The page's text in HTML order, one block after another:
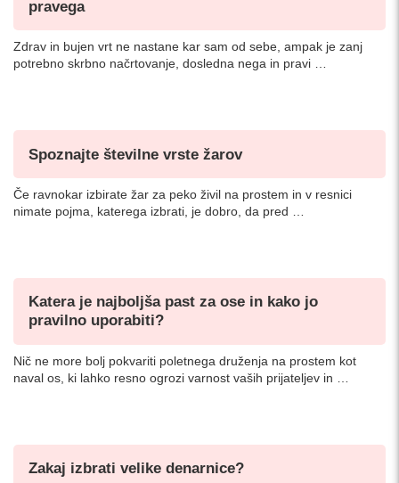
pravega
Zdrav in bujen vrt ne nastane kar sam od sebe, ampak je zanj
potrebno skrbno načrtovanje, dosledna nega in pravi …
Spoznajte številne vrste žarov
Če ravnokar izbirate žar za peko živil na prostem in v resnici
nimate pojma, katerega izbrati, je dobro, da pred …
Katera je najboljša past za ose in kako jo
pravilno uporabiti?
Nič ne more bolj pokvariti poletnega druženja na prostem kot
naval os, ki lahko resno ogrozi varnost vaših prijateljev in …
Zakaj izbrati velike denarnice?